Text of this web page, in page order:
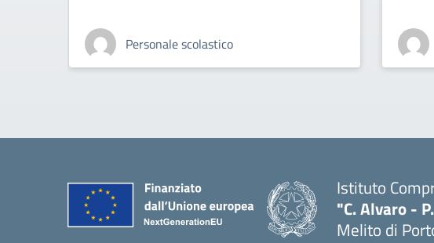
Personale scolastico
Istituto
"C. Alvaro -
Melito di